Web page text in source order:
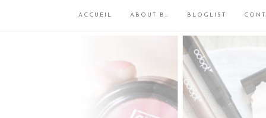
ACCUEIL ABOUT B… BLOGLIST